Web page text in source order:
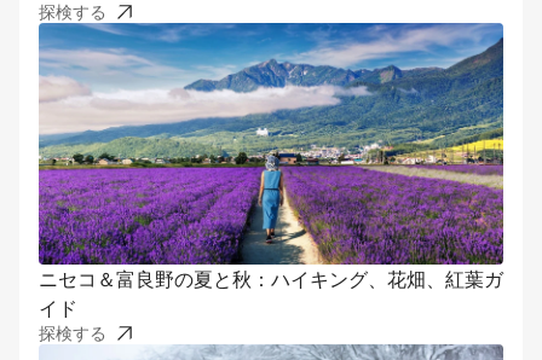
探検する
ニセコ＆富良野の夏と秋：ハイキング、花畑、紅葉ガ
イド
探検する